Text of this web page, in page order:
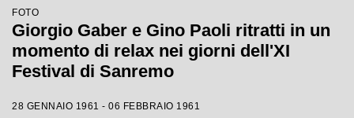
FOTO
Giorgio Gaber e Gino Paoli ritratti in un
momento di relax nei giorni dell'XI
Festival di Sanremo
28 GENNAIO 1961 - 06 FEBBRAIO 1961